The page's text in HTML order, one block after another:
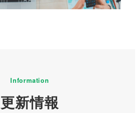
Information
更新情報